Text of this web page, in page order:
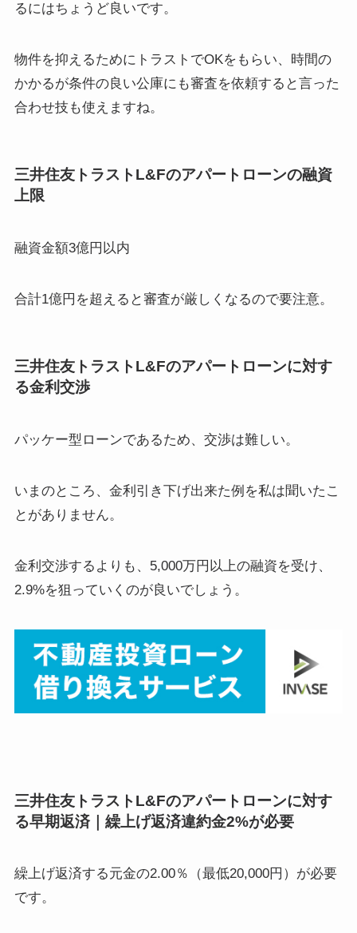
るにはちょうど良いです。
物件を抑えるためにトラストでOKをもらい、時間の
かかるが条件の良い公庫にも審査を依頼すると言った
合わせ技も使えますね。
三井住友トラストL&Fのアパートローンの融資
上限
融資金額3億円以内
合計1億円を超えると審査が厳しくなるので要注意。
三井住友トラストL&Fのアパートローンに対す
る金利交渉
パッケー型ローンであるため、交渉は難しい。
いまのところ、金利引き下げ出来た例を私は聞いたこ
とがありません。
金利交渉するよりも、5,000万円以上の融資を受け、
2.9%を狙っていくのが良いでしょう。
三井住友トラストL&Fのアパートローンに対す
る早期返済｜繰上げ返済違約金2%が必要
繰上げ返済する元金の2.00％（最低20,000円）が必要
です。